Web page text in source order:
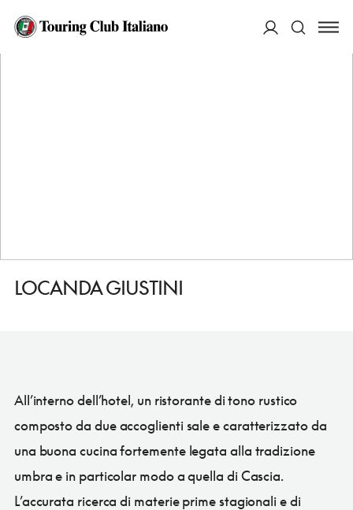
HOME
LOCANDA GIUSTINI
All’interno dell’hotel, un ristorante di tono rustico
composto da due accoglienti sale e caratterizzato da
una buona cucina fortemente legata alla tradizione
umbra e in particolar modo a quella di Cascia.
L’accurata ricerca di materie prime stagionali e di